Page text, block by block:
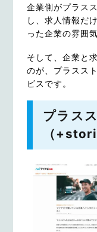
企業側がプラス
し、求人情報だ
った企業の雰囲
そして、企業と
のが、プラスス
ビスです。
プラス
（